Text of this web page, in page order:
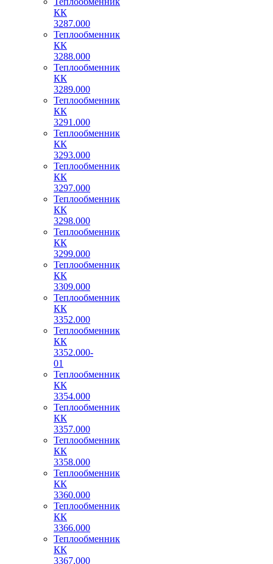
КК
3287.000
Теплообменник
КК
3288.000
Теплообменник
КК
3289.000
Теплообменник
КК
3291.000
Теплообменник
КК
3293.000
Теплообменник
КК
3297.000
Теплообменник
КК
3298.000
Теплообменник
КК
3299.000
Теплообменник
КК
3309.000
Теплообменник
КК
3352.000
Теплообменник
КК
3352.000-
01
Теплообменник
КК
3354.000
Теплообменник
КК
3357.000
Теплообменник
КК
3358.000
Теплообменник
КК
3360.000
Теплообменник
КК
3366.000
Теплообменник
КК
3367.000